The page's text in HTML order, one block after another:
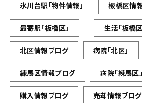
氷川台駅「物件情報」 板橋区情
最寄駅「板橋区」 生活「板橋区
北区情報ブログ 病院「北区」
練馬区情報ブログ 病院「練馬区」
購入情報ブログ 売却情報ブログ